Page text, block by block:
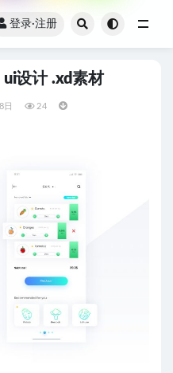
登录·注册
设计 .xd素材
日 24